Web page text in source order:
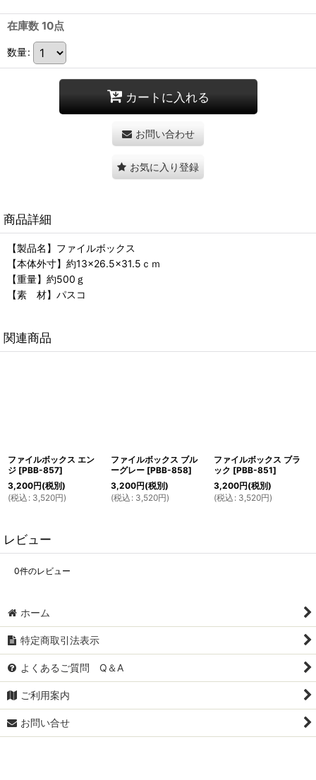
在庫数 10点
数量:
カートに入れる
お問い合わせ
お気に入り登録
商品詳細
【製品名】ファイルボックス
【本体外寸】約13×26.5×31.5ｃｍ
【重量】約500ｇ
【素 材】パスコ
関連商品
ファイルボックス エン
ジ [PBB-857]
3,200円(税別)
(税込 : 3,520円)
ファイルボックス ブル
ーグレー [PBB-858]
3,200円(税別)
(税込 : 3,520円)
ファイルボックス ブラ
ック [PBB-851]
3,200円(税別)
(税込 : 3,520円)
レビュー
0件のレビュー
ホーム
特定商取引法表示
よくあるご質問 Q＆A
ご利用案内
お問い合せ